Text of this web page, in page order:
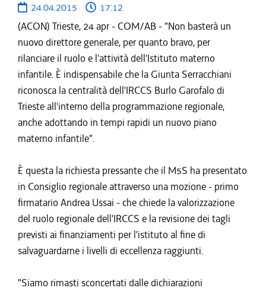
24.04.2015
17:12
(ACON) Trieste, 24 apr - COM/AB - "Non basterà un
nuovo direttore generale, per quanto bravo, per
rilanciare il ruolo e l'attività dell'Istituto materno
infantile. È indispensabile che la Giunta Serracchiani
riconosca la centralità dell'IRCCS Burlo Garofalo di
Trieste all'interno della programmazione regionale,
anche adottando in tempi rapidi un nuovo piano
materno infantile".
È questa la richiesta pressante che il M5S ha presentato
in Consiglio regionale attraverso una mozione - primo
firmatario Andrea Ussai - che chiede la valorizzazione
del ruolo regionale dell'IRCCS e la revisione dei tagli
previsti ai finanziamenti per l'istituto al fine di
salvaguardarne i livelli di eccellenza raggiunti.
"Siamo rimasti sconcertati dalle dichiarazioni